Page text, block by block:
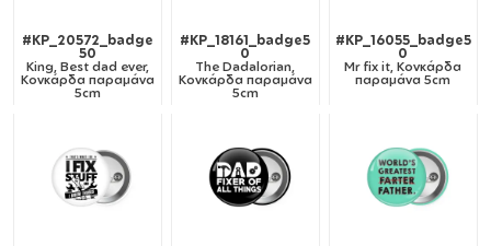
#KP_20572_badge
50
King, Best dad ever,
Κονκάρδα παραμάνα
5cm
#KP_18161_badge5
0
The Dadalorian,
Κονκάρδα παραμάνα
5cm
#KP_16055_badge5
0
Mr fix it, Κονκάρδα
παραμάνα 5cm